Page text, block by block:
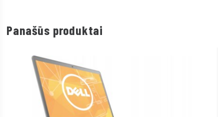
Panašūs produktai